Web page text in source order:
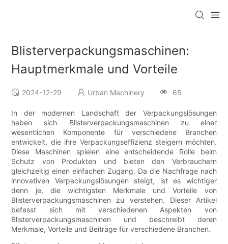
Blisterverpackungsmaschinen:
Hauptmerkmale und Vorteile
2024-12-29 Urban Machinery 65
In der modernen Landschaft der Verpackungslösungen
haben sich Blisterverpackungsmaschinen zu einer
wesentlichen Komponente für verschiedene Branchen
entwickelt, die ihre Verpackungseffizienz steigern möchten.
Diese Maschinen spielen eine entscheidende Rolle beim
Schutz von Produkten und bieten den Verbrauchern
gleichzeitig einen einfachen Zugang. Da die Nachfrage nach
innovativen Verpackungslösungen steigt, ist es wichtiger
denn je, die wichtigsten Merkmale und Vorteile von
Blisterverpackungsmaschinen zu verstehen. Dieser Artikel
befasst sich mit verschiedenen Aspekten von
Blisterverpackungsmaschinen und beschreibt deren
Merkmale, Vorteile und Beiträge für verschiedene Branchen.